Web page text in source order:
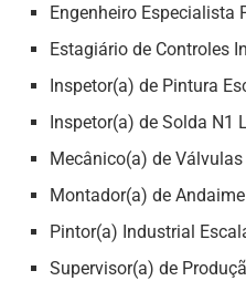
Engenheiro Especialista
Estagiário de Controles
Inspetor(a) de Pintura
Inspetor(a) de Solda N1
Mecânico(a) de
Montador(a) de
Pintor(a) Industrial
Supervisor(a) de